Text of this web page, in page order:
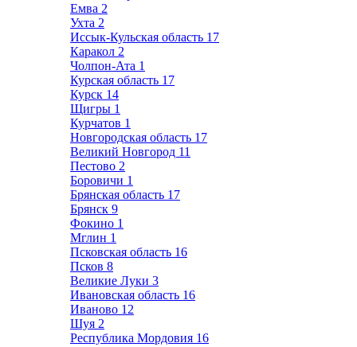
Емва 2
Ухта 2
Иссык-Кульская область 17
Каракол 2
Чолпон-Ата 1
Курская область 17
Курск 14
Щигры 1
Курчатов 1
Новгородская область 17
Великий Новгород 11
Пестово 2
Боровичи 1
Брянская область 17
Брянск 9
Фокино 1
Мглин 1
Псковская область 16
Псков 8
Великие Луки 3
Ивановская область 16
Иваново 12
Шуя 2
Республика Мордовия 16